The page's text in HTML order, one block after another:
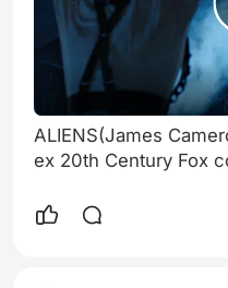
ALIENS(James
ex 20th Century Fox
trabajos): "Bishop's